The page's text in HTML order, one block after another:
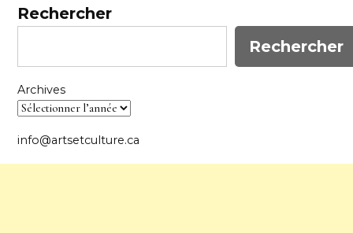
Rechercher
Rechercher
Archives
info@artsetculture.ca